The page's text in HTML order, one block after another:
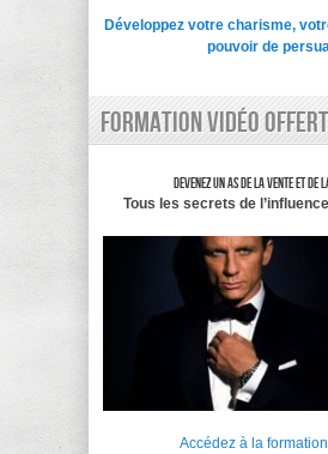
Développez votre charisme,
pouvoir de
Formation vidéo
Devenez un as de la vente et de
Tous les secrets de
Accédez à la